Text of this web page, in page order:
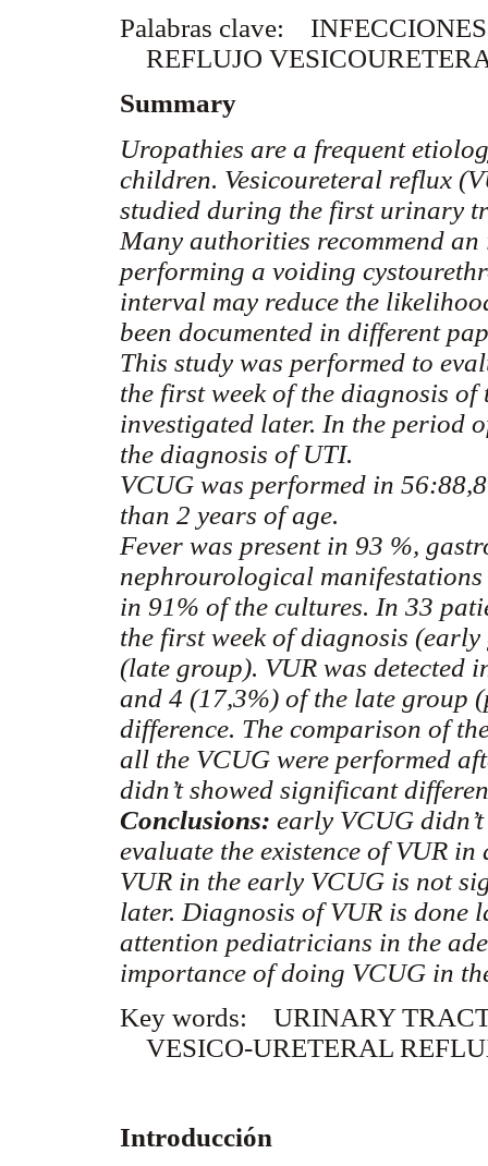
Palabras clave:
REFLUJO
Summary
Uropathies are a frequent
children. Vesicoureteral reflux
studied during the first urinary
Many authorities recommend
performing a voiding
interval may reduce the
been documented in different
This study was performed to
the first week of the diagnosis
investigated later. In the period
the diagnosis of UTI.
VCUG was performed in
than 2 years of age.
Fever was present in 93 %,
nephrourological
in 91% of the cultures. In 33
the first week of diagnosis
(late group). VUR was detected
and 4 (17,3%) of the late group
difference. The comparison of
all the VCUG were performed
didn’t showed significant
Conclusions: early VCUG
evaluate the existence of VUR
VUR in the early VCUG is not
later. Diagnosis of VUR is done
attention pediatricians in the
importance of doing VCUG in
Key words: URINARY
VESICO-URETERAL
Introducción